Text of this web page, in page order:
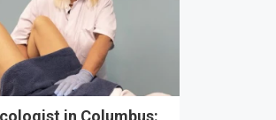
in Columbus: